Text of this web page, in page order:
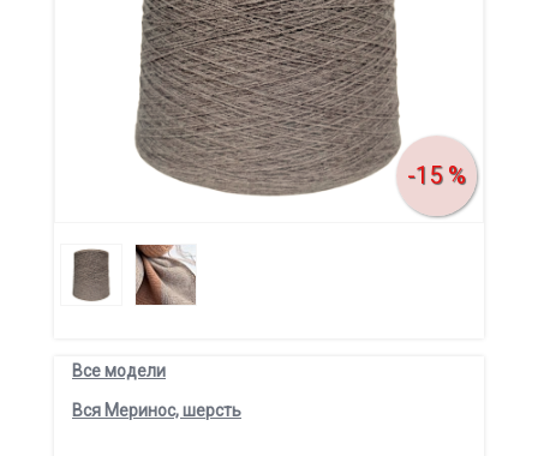
-15 %
Все модели
Вся Меринос, шерсть